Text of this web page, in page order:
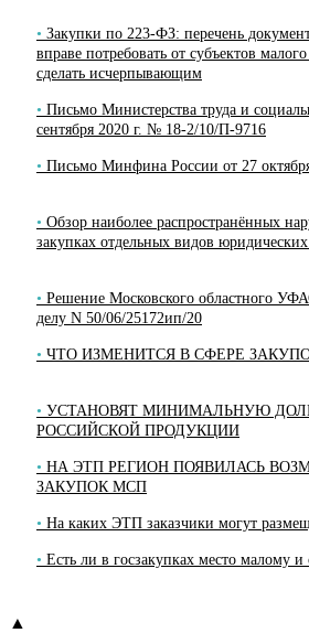
Закупки по 223-ФЗ: перечень
вправе потребовать от субъектов
сделать исчерпывающим
Письмо Министерства труда и
сентября 2020 г. № 18-2/10/П-9716
Письмо Минфина России от 27
Обзор наиболее распространённых
закупках отдельных видов
Решение Московского областного
делу N 50/06/25172ип/20
ЧТО ИЗМЕНИТСЯ В СФЕРЕ
УСТАНОВЯТ МИНИМАЛЬНУЮ
РОССИЙСКОЙ ПРОДУКЦИИ
НА ЭТП РЕГИОН ПОЯВИЛАСЬ
ЗАКУПОК МСП
На каких ЭТП заказчики могут
Есть ли в госзакупках место малому и
▲